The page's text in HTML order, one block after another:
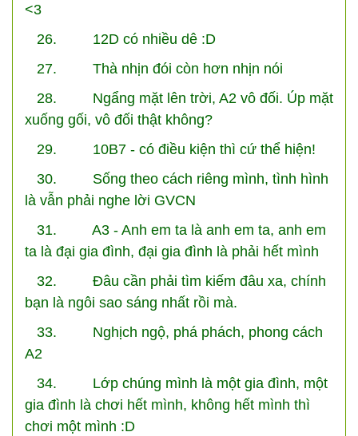
<3
26. 12D có nhiều dê :D
27. Thà nhịn đói còn hơn nhịn nói
28. Ngẩng mặt lên trời, A2 vô đối. Úp mặt
xuống gối, vô đối thật không?
29. 10B7 - có điều kiện thì cứ thể hiện!
30. Sống theo cách riêng mình, tình hình
là vẫn phải nghe lời GVCN
31. A3 - Anh em ta là anh em ta, anh em
ta là đại gia đình, đại gia đình là phải hết mình
32. Đâu cần phải tìm kiếm đâu xa, chính
bạn là ngôi sao sáng nhất rồi mà.
33. Nghịch ngộ, phá phách, phong cách
A2
34. Lớp chúng mình là một gia đình, một
gia đình là chơi hết mình, không hết mình thì
chơi một mình :D